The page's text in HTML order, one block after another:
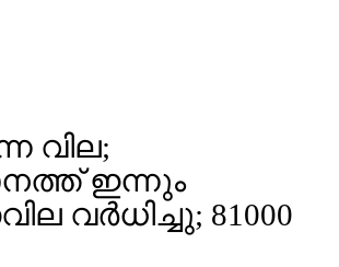
വില;
ഇന്നും
വര്‍ധിച്ചു; 81000